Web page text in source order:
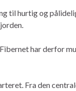
til hurtig og
har derfor
Fra den